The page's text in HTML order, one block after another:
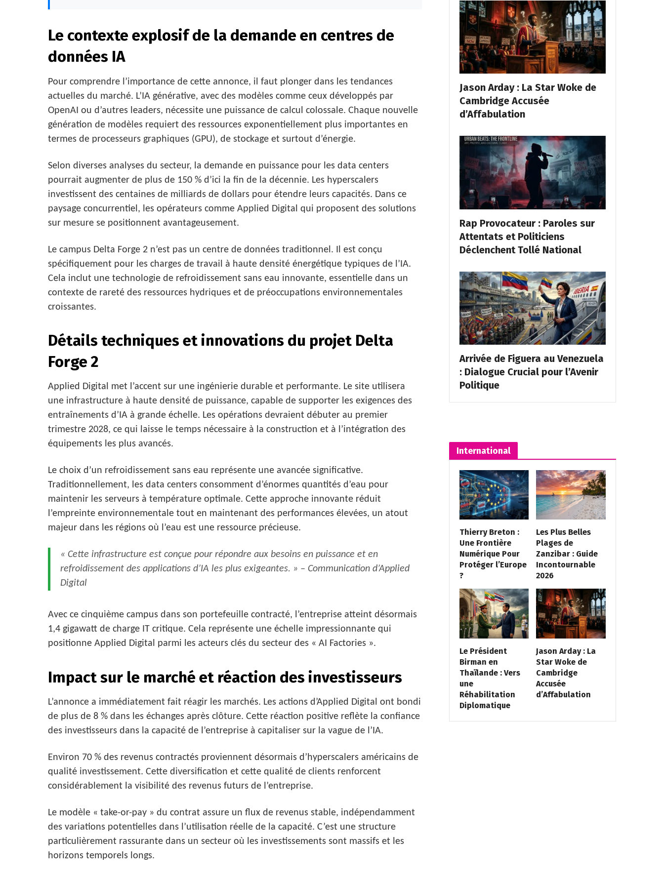
Le contexte explosif de la demande en centres de
données IA
Pour comprendre l’importance de cette annonce, il faut plonger dans les tendances
actuelles du marché. L’IA générative, avec des modèles comme ceux développés par
OpenAI ou d’autres leaders, nécessite une puissance de calcul colossale. Chaque nouvelle
génération de modèles requiert des ressources exponentiellement plus importantes en
termes de processeurs graphiques (GPU), de stockage et surtout d’énergie.
Selon diverses analyses du secteur, la demande en puissance pour les data centers
pourrait augmenter de plus de 150 % d’ici la fin de la décennie. Les hyperscalers
investissent des centaines de milliards de dollars pour étendre leurs capacités. Dans ce
paysage concurrentiel, les opérateurs comme Applied Digital qui proposent des solutions
sur mesure se positionnent avantageusement.
Le campus Delta Forge 2 n’est pas un centre de données traditionnel. Il est conçu
spécifiquement pour les charges de travail à haute densité énergétique typiques de l’IA.
Cela inclut une technologie de refroidissement sans eau innovante, essentielle dans un
contexte de rareté des ressources hydriques et de préoccupations environnementales
croissantes.
Détails techniques et innovations du projet Delta
Forge 2
Applied Digital met l’accent sur une ingénierie durable et performante. Le site utilisera
une infrastructure à haute densité de puissance, capable de supporter les exigences des
entraînements d’IA à grande échelle. Les opérations devraient débuter au premier
trimestre 2028, ce qui laisse le temps nécessaire à la construction et à l’intégration des
équipements les plus avancés.
Le choix d’un refroidissement sans eau représente une avancée significative.
Traditionnellement, les data centers consomment d’énormes quantités d’eau pour
maintenir les serveurs à température optimale. Cette approche innovante réduit
l’empreinte environnementale tout en maintenant des performances élevées, un atout
majeur dans les régions où l’eau est une ressource précieuse.
« Cette infrastructure est conçue pour répondre aux besoins en puissance et en
refroidissement des applications d’IA les plus exigeantes. » – Communication d’Applied
Digital
Avec ce cinquième campus dans son portefeuille contracté, l’entreprise atteint désormais
1,4 gigawatt de charge IT critique. Cela représente une échelle impressionnante qui
positionne Applied Digital parmi les acteurs clés du secteur des « AI Factories ».
Impact sur le marché et réaction des investisseurs
L’annonce a immédiatement fait réagir les marchés. Les actions d’Applied Digital ont bondi
de plus de 8 % dans les échanges après clôture. Cette réaction positive reflète la confiance
des investisseurs dans la capacité de l’entreprise à capitaliser sur la vague de l’IA.
Environ 70 % des revenus contractés proviennent désormais d’hyperscalers américains de
qualité investissement. Cette diversification et cette qualité de clients renforcent
considérablement la visibilité des revenus futurs de l’entreprise.
Le modèle « take-or-pay » du contrat assure un flux de revenus stable, indépendamment
des variations potentielles dans l’utilisation réelle de la capacité. C’est une structure
particulièrement rassurante dans un secteur où les investissements sont massifs et les
horizons temporels longs.
Jason Arday : La Star Woke de
Cambridge Accusée
d’Affabulation
Rap Provocateur : Paroles sur
Attentats et Politiciens
Déclenchent Tollé National
Arrivée de Figuera au Venezuela
: Dialogue Crucial pour l’Avenir
Politique
International
Thierry Breton :
Une Frontière
Numérique Pour
Protéger l’Europe
?
Les Plus Belles
Plages de
Zanzibar : Guide
Incontournable
2026
Le Président
Birman en
Thaïlande : Vers
une
Réhabilitation
Diplomatique
Jason Arday : La
Star Woke de
Cambridge
Accusée
d’Affabulation